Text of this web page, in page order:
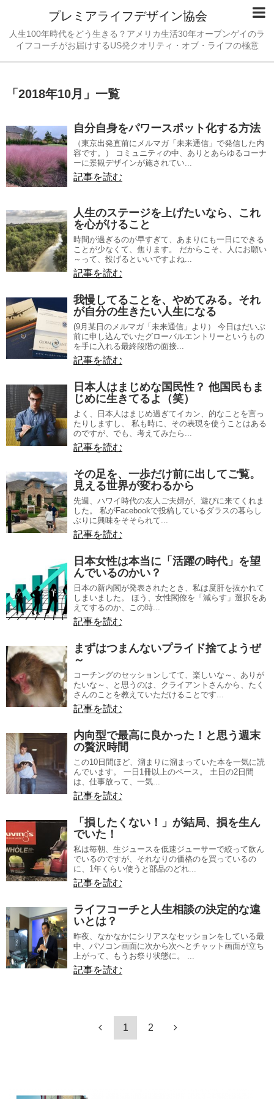
プレミアライフデザイン協会
人生100年時代をどう生きる？アメリカ生活30年オープンゲイのラ
イフコーチがお届けするUS発クオリティ・オブ・ライフの極意
「 2018年10月 」 一覧
自分自身をパワースポット化する方法
（東京出発直前にメルマガ「未来通信」で発信した内
容です。） コミュニティの中、ありとあらゆるコーナ
ーに景観デザインが施されてい...
記事を読む
人生のステージを上げたいなら、これ
を心がけること
時間が過ぎるのが早すぎて、あまりにも一日にできる
ことが少なくて、焦ります。 だからこそ、人にお願い
～って、投げるといいですよね...
記事を読む
我慢してることを、やめてみる。それ
が自分の生きたい人生になる
(9月某日のメルマガ「未来通信」より） 今日はだいぶ
前に申し込んでいたグローバルエントリーというもの
を手に入れる最終段階の面接...
記事を読む
日本人はまじめな国民性？ 他国民もま
じめに生きてるよ（笑）
よく、日本人はまじめ過ぎてイカン、的なことを言っ
たりしますし、 私も時に、その表現を使うことはある
のですが、でも、考えてみたら...
記事を読む
その足を、一歩だけ前に出してご覧。
見える世界が変わるから
先週、ハワイ時代の友人ご夫婦が、遊びに来てくれま
した。 私がFacebookで投稿しているダラスの暮らし
ぶりに興味をそそられて...
記事を読む
日本女性は本当に「活躍の時代」を望
んでいるのかい？
日本の新内閣が発表されたとき、私は度肝を抜かれて
しまいました。 ほう、女性閣僚を「減らす」選択をあ
えてするのか、この時...
記事を読む
まずはつまんないプライド捨てようぜ
～
コーチングのセッションしてて、楽しいな～、ありが
たいな～、と思うのは、クライアントさんから、たく
さんのことを教えていただけることです...
記事を読む
内向型で最高に良かった！と思う週末
の贅沢時間
この10日間ほど、溜まりに溜まっていた本を一気に読
んでいます。 一日1冊以上のペース。 土日の2日間
は、仕事放って、一気...
記事を読む
「損したくない！」が結局、損を生ん
でいた！
私は毎朝、生ジュースを低速ジューサーで絞って飲ん
でいるのですが、それなりの価格のを買っているの
に、1年くらい使うと部品のどれ...
記事を読む
ライフコーチと人生相談の決定的な違
いとは？
昨夜、なかなかにシリアスなセッションをしている最
中、パソコン画面に次から次へとチャット画面が立ち
上がって、もうお祭り状態に。 ...
記事を読む
1 2